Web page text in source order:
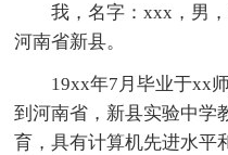
我，名字：xxx，男
河南省新县。
19xx年7月毕业于xx
到河南省，新县实验中学
育，具有计算机先进水平